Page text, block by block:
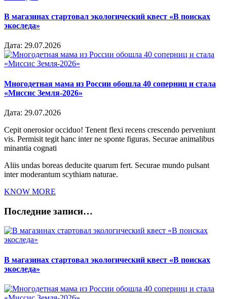
В магазинах стартовал экологический квест «В поисках
экоследа»
Дата: 29.07.2026
Многодетная мама из России обошла 40 соперниц и стала
«Миссис Земля-2026»
Дата: 29.07.2026
Cepit onerosior occiduo! Tenent flexi recens crescendo perveniunt
vis. Permisit tegit hanc inter ne sponte figuras. Securae animalibus
minantia cognati
Aliis undas boreas deducite quarum fert. Securae mundo pulsant
inter moderantum scythiam naturae.
KNOW MORE
Последние записи…
В магазинах стартовал экологический квест «В поисках
экоследа»